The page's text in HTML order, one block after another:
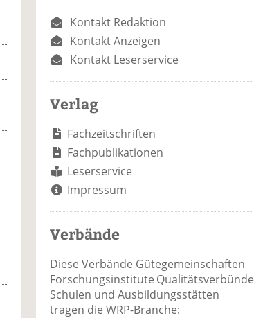
Kontakt Redaktion
Kontakt Anzeigen
Kontakt Leserservice
Verlag
Fachzeitschriften
Fachpublikationen
Leserservice
Impressum
Verbände
Diese Verbände Gütegemeinschaften
Forschungsinstitute Qualitätsverbünde
Schulen und Ausbildungsstätten
tragen die WRP-Branche: